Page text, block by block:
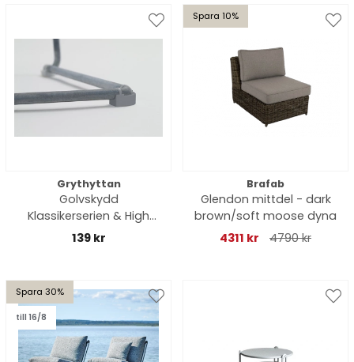
Grythyttan
Golvskydd
Klassikerserien & High
Tech - grå
139 kr
Spara 10%
Brafab
Glendon mittdel - dark
brown/soft moose dyna
4311 kr
4790 kr
Spara 30%
till 16/8